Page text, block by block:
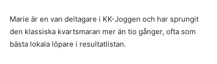
Marie är en van deltagare i KK-Joggen och har sprungit
den klassiska kvartsmaran mer än tio gånger, ofta som
bästa lokala löpare i resultatlistan.